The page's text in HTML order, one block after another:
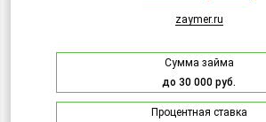
zaymer.ru
Сумма займа
до 30 000 руб.
Процентная ставка